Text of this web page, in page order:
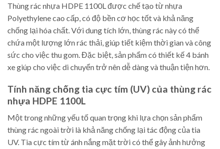
Thùng rác nhựa HDPE 1100L được chế tạo từ nhựa
Polyethylene cao cấp, có độ bền cơ học tốt và khả năng
chống lại hóa chất. Với dung tích lớn, thùng rác này có thể
chứa một lượng lớn rác thải, giúp tiết kiệm thời gian và công
sức cho việc thu gom. Đặc biệt, sản phẩm có thiết kế 4 bánh
xe giúp cho việc di chuyển trở nên dễ dàng và thuận tiện hơn.
Tính năng chống tia cực tím (UV) của thùng rác
nhựa HDPE 1100L
Một trong những yếu tố quan trọng khi lựa chọn sản phẩm
thùng rác ngoài trời là khả năng chống lại tác động của tia
UV. Tia cực tím từ ánh nắng mặt trời có thể gây ảnh hưởng